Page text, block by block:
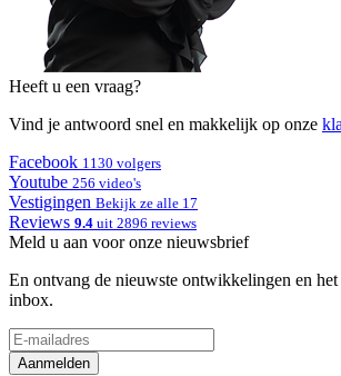
Heeft u een vraag?
Vind je antwoord snel en makkelijk op onze
Facebook 1130 volgers
Youtube 256 video's
Vestigingen Bekijk ze alle 17
Reviews 9.4 uit 2896 reviews
Meld u aan voor onze nieuwsbrief
En ontvang de nieuwste ontwikkelingen en
inbox.
Aanmelden